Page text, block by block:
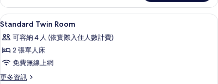
相
片
Room
的
詳
顯
示
Standard
Twin
Room
的
1
Standard Twin Room
可容納 4 人 (依實際入住人數計費)
2 張單人床
免費無線上網
更多資訊
更